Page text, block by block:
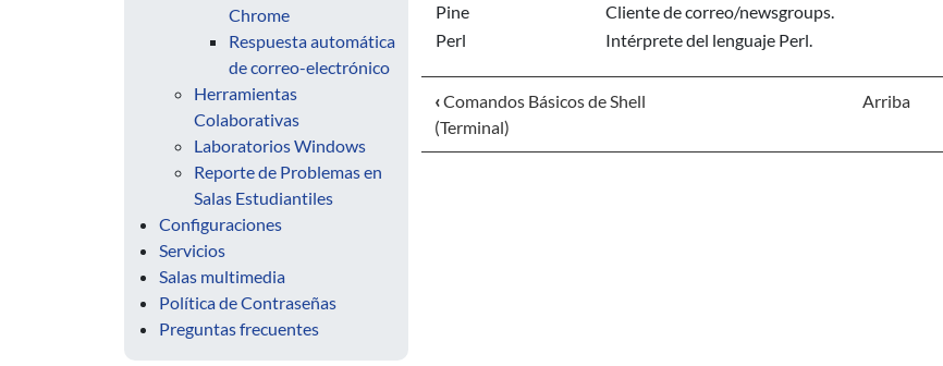
Chrome
Respuesta automática
de correo-electrónico
Herramientas
Colaborativas
Laboratorios Windows
Reporte de Problemas en
Salas Estudiantiles
Configuraciones
Servicios
Salas multimedia
Política de Contraseñas
Preguntas frecuentes
Pine
Cliente de correo/newsgroups.
Perl Intérprete del lenguaje Perl.
‹Comandos Básicos de Shell
(Terminal)
Arriba